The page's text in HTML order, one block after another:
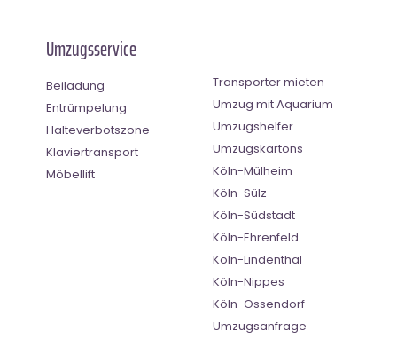
Umzugsservice
Beiladung
Entrümpelung
Halteverbotszone
Klaviertransport
Möbellift
Transporter mieten
Umzug mit Aquarium
Umzugshelfer
Umzugskartons
Köln-Mülheim
Köln-Sülz
Köln-Südstadt
Köln-Ehrenfeld
Köln-Lindenthal
Köln-Nippes
Köln-Ossendorf
Umzugsanfrage